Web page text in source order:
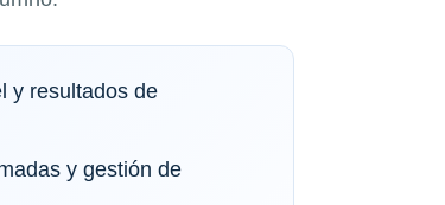
y resultados de
y gestión de